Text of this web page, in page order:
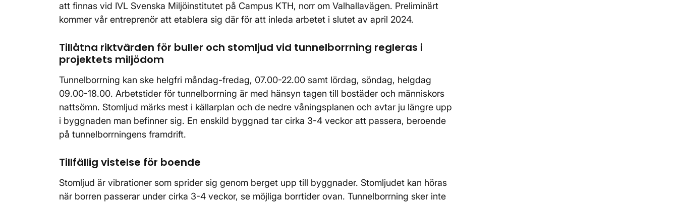
att finnas vid IVL Svenska Miljöinstitutet på Campus KTH, norr om Valhallavägen. Preliminärt
kommer vår entreprenör att etablera sig där för att inleda arbetet i slutet av april 2024.
Tillåtna riktvärden för buller och stomljud vid tunnelborrning regleras i
projektets miljödom
Tunnelborrning kan ske helgfri måndag-fredag, 07.00-22.00 samt lördag, söndag, helgdag
09.00-18.00. Arbetstider för tunnelborrning är med hänsyn tagen till bostäder och människors
nattsömn. Stomljud märks mest i källarplan och de nedre våningsplanen och avtar ju längre upp
i byggnaden man befinner sig. En enskild byggnad tar cirka 3-4 veckor att passera, beroende
på tunnelborrningens framdrift.
Tillfällig vistelse för boende
Stomljud är vibrationer som sprider sig genom berget upp till byggnader. Stomljudet kan höras
när borren passerar under cirka 3-4 veckor, se möjliga borrtider ovan. Tunnelborrning sker inte